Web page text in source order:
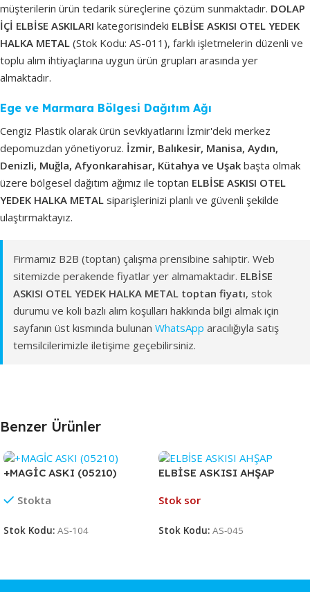
müşterilerin ürün tedarik süreçlerine çözüm sunmaktadır. DOLAP
İÇİ ELBİSE ASKILARI kategorisindeki ELBİSE ASKISI OTEL YEDEK
HALKA METAL (Stok Kodu: AS-011), farklı işletmelerin düzenli ve
toplu alım ihtiyaçlarına uygun ürün grupları arasında yer
almaktadır.
Ege ve Marmara Bölgesi Dağıtım Ağı
Cengiz Plastik olarak ürün sevkiyatlarını İzmir'deki merkez
depomuzdan yönetiyoruz. İzmir, Balıkesir, Manisa, Aydın,
Denizli, Muğla, Afyonkarahisar, Kütahya ve Uşak başta olmak
üzere bölgesel dağıtım ağımız ile toptan ELBİSE ASKISI OTEL
YEDEK HALKA METAL siparişlerinizi planlı ve güvenli şekilde
ulaştırmaktayız.
Firmamız B2B (toptan) çalışma prensibine sahiptir. Web
sitemizde perakende fiyatlar yer almamaktadır. ELBİSE
ASKISI OTEL YEDEK HALKA METAL toptan fiyatı, stok
durumu ve koli bazlı alım koşulları hakkında bilgi almak için
sayfanın üst kısmında bulunan WhatsApp aracılığıyla satış
temsilcilerimizle iletişime geçebilirsiniz.
Benzer Ürünler
+MAGİC ASKI (05210)
Stokta
Stok Kodu: AS-104
ELBİSE ASKISI AHŞAP
Stok sor
Stok Kodu: AS-045